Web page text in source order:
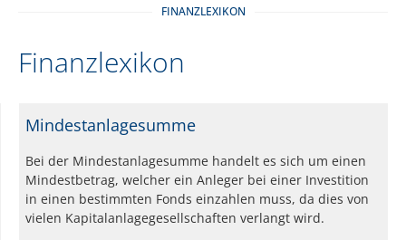
FINANZLEXIKON
Finanzlexikon
Mindestanlagesumme
Bei der Mindestanlagesumme handelt es sich um einen
Mindestbetrag, welcher ein Anleger bei einer Investition
in einen bestimmten Fonds einzahlen muss, da dies von
vielen Kapitalanlagegesellschaften verlangt wird.